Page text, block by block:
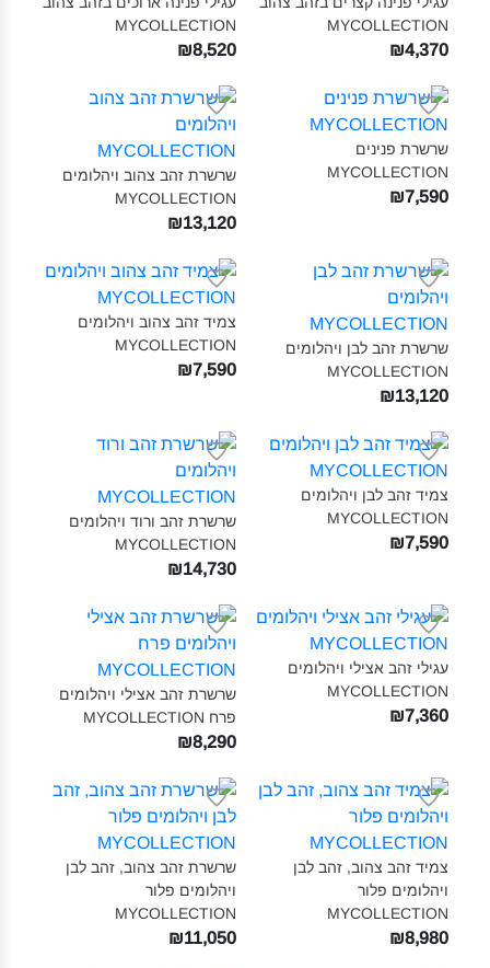
MYCOLLECTION‎
₪4,370
MYCOLLECTION‎
₪8,520
שרשרת פנינים
MYCOLLECTION‎
₪7,590
שרשרת זהב צהוב ויהלומים
MYCOLLECTION‎
₪13,120
שרשרת זהב לבן ויהלומים
MYCOLLECTION‎
₪13,120
צמיד זהב צהוב ויהלומים
MYCOLLECTION‎
₪7,590
צמיד זהב לבן ויהלומים
MYCOLLECTION‎
₪7,590
שרשרת זהב ורוד ויהלומים
MYCOLLECTION‎
₪14,730
עגילי זהב אצילי ויהלומים
MYCOLLECTION‎
₪7,360
שרשרת זהב אצילי ויהלומים
פרח MYCOLLECTION‎
₪8,290
צמיד זהב צהוב, זהב לבן
ויהלומים פלור
MYCOLLECTION‎
₪8,980
שרשרת זהב צהוב, זהב לבן
ויהלומים פלור
MYCOLLECTION‎
₪11,050